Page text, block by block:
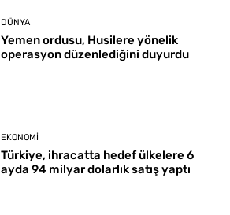
DÜNYA
Yemen ordusu, Husilere yönelik
operasyon düzenlediğini duyurdu
EKONOMI
Türkiye, ihracatta hedef ülkelere 6
ayda 94 milyar dolarlık satış yaptı